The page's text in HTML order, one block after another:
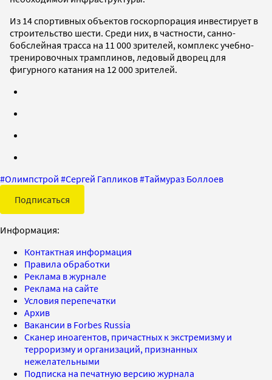
Из 14 спортивных объектов госкорпорация инвестирует в
строительство шести. Среди них, в частности, санно-
бобслейная трасса на 11 000 зрителей, комплекс учебно-
тренировочных трамплинов, ледовый дворец для
фигурного катания на 12 000 зрителей.
#Олимпстрой #Сергей Гапликов#Таймураз Боллоев
Подписаться
Информация:
Контактная информация
Правила обработки
Реклама в журнале
Реклама на сайте
Условия перепечатки
Архив
Вакансии в Forbes Russia
Сканер иноагентов, причастных к экстремизму и
терроризму и организаций, признанных
нежелательными
Подписка на печатную версию журнала